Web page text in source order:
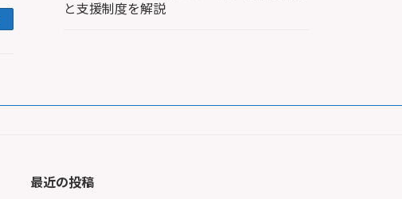
と支援制度を解説
最近の投稿